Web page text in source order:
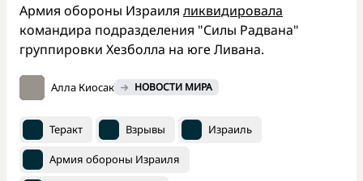
Армия обороны Израиля ликвидировала
командира подразделения "Силы Радвана"
группировки Хезболла на юге Ливана.
Алла Киосак НОВОСТИ МИРА
Теракт Взрывы Израиль
Армия обороны Израиля